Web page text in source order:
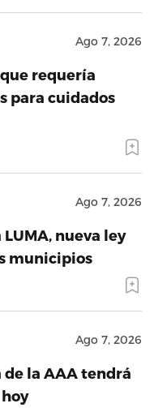
Ago 7, 2026
requería
para cuidados
Ago 7, 2026
nueva ley
municipios
Ago 7, 2026
la AAA tendrá